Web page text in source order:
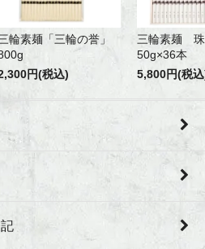
輪素麺「三輪の誉」
円(税込)
三輪素麺 珠
50g×36本
5,800円(税